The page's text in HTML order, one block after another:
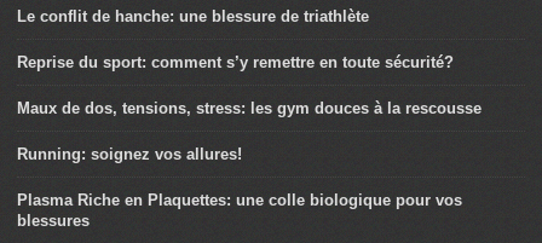
Le conflit de hanche: une blessure de triathlète
Reprise du sport: comment s’y remettre en toute sécurité?
Maux de dos, tensions, stress: les gym douces à la rescousse
Running: soignez vos allures!
Plasma Riche en Plaquettes: une colle biologique pour vos
blessures